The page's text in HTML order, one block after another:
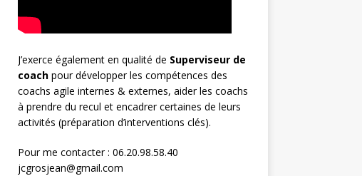
J’exerce également en qualité de Superviseur de
coachpour développer les compétences des
coachs agile internes & externes, aider les coachs
à prendre du recul et encadrer certaines de leurs
activités (préparation d’interventions clés).
Pour me contacter : 06.20.98.58.40
jcgrosjean@gmail.com